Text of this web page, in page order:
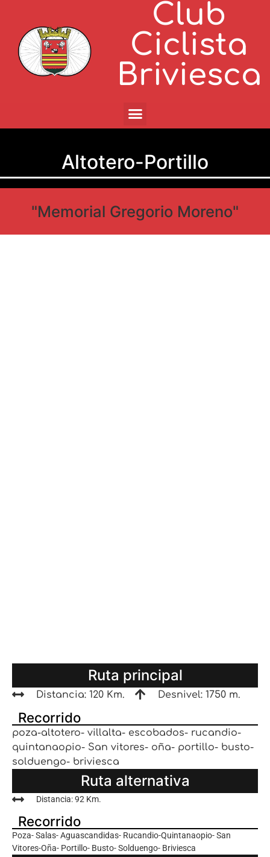
Club
Ciclista
Briviesca
Altotero-Portillo
"Memorial Gregorio Moreno"
Ruta principal
Distancia: 120 Km. Desnivel: 1750 m.
Recorrido
poza-altotero- villalta- escobados- rucandio-
quintanaopio- San vitores- oña- portillo- busto-
solduengo- briviesca
Ruta alternativa
Distancia: 92 Km.
Recorrido
Poza- Salas- Aguascandidas- Rucandio-Quintanaopio- San
Vitores-Oña- Portillo- Busto- Solduengo- Briviesca